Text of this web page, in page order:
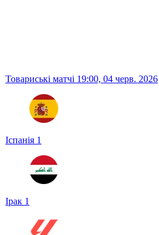
Товариські матчі 19:00, 04 черв. 2026
Іспанія 1
Ірак 1